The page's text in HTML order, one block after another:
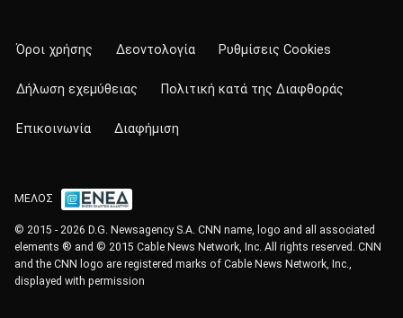
Όροι χρήσης Δεοντολογία Ρυθμίσεις Cookies
Δήλωση εχεμύθειας Πολιτική κατά της Διαφθοράς
Επικοινωνία Διαφήμιση
ΜΕΛΟΣ
© 2015 - 2026 D.G. Newsagency S.A. CNN name, logo and all associated
elements ® and © 2015 Cable News Network, Inc. All rights reserved. CNN
and the CNN logo are registered marks of Cable News Network, Inc.,
displayed with permission